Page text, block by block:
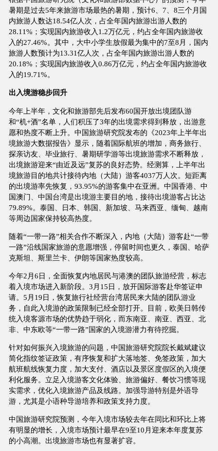
暑期是过去5年来旅游市场最热的暑期，预计6、7、8三个月国
内旅游人数达18.54亿人次，占全年国内旅游出游人数的
28.11%；实现国内旅游收入1.2万亿元，约占全年国内旅游收
入的27.46%。其中，大中小学生放假最为集中的7至8月，国内
旅游人数预计为13.31亿人次，占全年国内旅游出游人数的
20.18%；实现国内旅游收入0.86万亿元，约占全年国内旅游收
入的19.71%。
出入境游稳步回升
今年上半年，文化和旅游部先后发布60国开放出境团队游
和“机+酒”名单，人们积压了3年的出境需求得到释放，出游意
愿和热度不断上升。中国旅游研究院发布的《2023年上半年出
境旅游大数据报告》显示，随着国际航班的增加，商务旅行、
探亲访友、毕业旅行、暑期研学游等出境旅游需求不断释放，
出境旅游迎来“由近及远”复苏的良好态势。经测算，上半年出
境旅游目的地共计接待内地（大陆）游客4037万人次。短距离
的出境游率先恢复，93.95%的游客集中在亚洲。中国香港、中
国澳门、中国台湾是出境游主要目的地，接待出境游客占比达
79.89%。泰国、日本、韩国、新加坡、马来西亚、缅甸、越南
等周边国家保持较高热度。
随着“一带一路”相关合作不断深入，内地（大陆）游客赴“一带
一路”沿线国家旅游的意愿增强，停留时间也更久，泰国、哈萨
克斯坦、斯里兰卡、伊朗等国家热度较高。
今年2月6日，全面恢复内地居民与港澳的团队旅游经营，标志
着入境市场进入新阶段。3月15日，放开国际游客赴华签证申
请。5月19日，恢复旅行社经营台湾居民来大陆的团队游业
务，自此入境游的政策限制已经全部打开。目前，欧美日韩传
统入境客源市场的优势趋于弱化，而东南亚、南亚、西亚、北
非、中东欧等“一带一路”国家的入境游潜力有待挖掘。
针对如何振兴入境旅游的问题，中国旅游研究院院长戴斌建议
简化指纹签证政策，有序恢复和扩大落地签、免签政策，加大
航班航线恢复力度，加大支付、酒店以及景区度假区的入境便
利化服务。立足入境游客文化体验、旅游偏好、餐饮习惯等现
实需求，优化入境旅游产品及线路。加强导游特别是外语导
游，尤其是小语种导游培养和政策支持力度。
中国旅游研究院预测，今年入境市场较去年在同比和环比上将
有明显的增长，入境市场预计最早在9至10月迎来本年度复苏
的小高潮。出境旅游市场也有显著扩容。